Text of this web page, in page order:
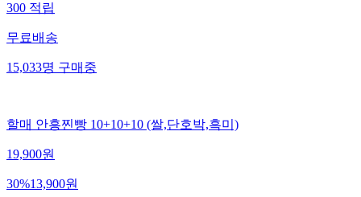
300 적립
무료배송
15,033명 구매중
할매 안흥찐빵 10+10+10 (쌀,단호박,흑미)
19,900원
30%13,900원